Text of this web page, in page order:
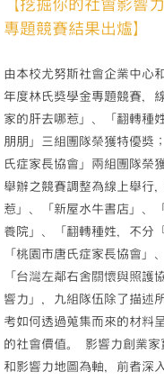
【挖掘你的社會影響
專題競賽結果出爐】
由本校尤努斯社會企業中心
年度林氏獎學金專題競賽，
家的肝去哪惹」、「翻轉種
朋朋」三組團隊榮獲特優獎
氏症家長協會」兩組團隊榮
舉辦之競賽調整為線上舉行
惹」、「新屋水牛書店」、
養院」、「翻轉種姓，不分
「桃園市唐氏症家長協會」
「台灣左鄰右舍關懷與照護
響力」，九組隊伍除了描述
考如何透過蒐集而來的材料
的社會價值。 影響力創業
和影響力地圖為軸，前者深